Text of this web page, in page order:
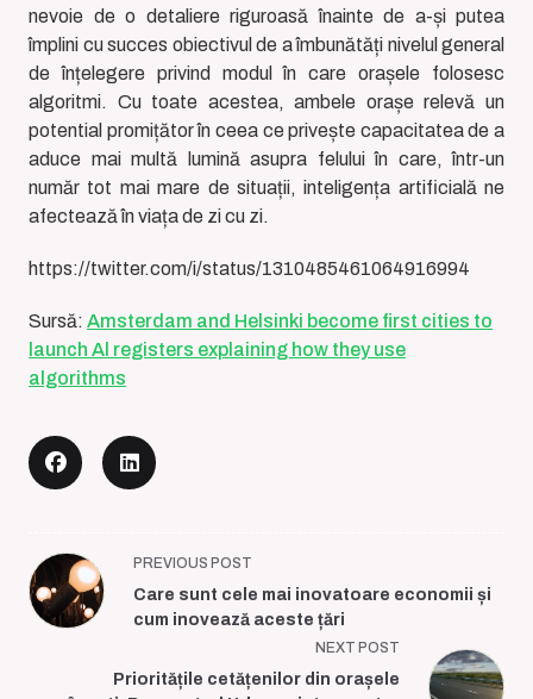
nevoie de o detaliere riguroasă înainte de a-și putea
împlini cu succes obiectivul de a îmbunătăți nivelul general
de înțelegere privind modul în care orașele folosesc
algoritmi. Cu toate acestea, ambele orașe relevă un
potential promițător în ceea ce privește capacitatea de a
aduce mai multă lumină asupra felului în care, într-un
număr tot mai mare de situații, inteligența artificială ne
afectează în viața de zi cu zi.
https://twitter.com/i/status/1310485461064916994
Sursă: Amsterdam and Helsinki become first cities to
launch Al registers explaining how they use
algorithms
<span
class="nav-
subtitle
PREVIOUS POST
Care sunt cele mai inovatoare economii și
cum inovează aceste țări
NEXT POST
Prioritățile cetățenilor din orașele